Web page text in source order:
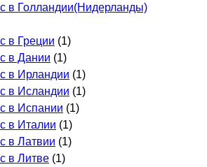
в Голландии(Нидерланды)
в Греции (1)
в Дании (1)
в Ирландии (1)
в Исландии (1)
в Испании (1)
в Италии (1)
в Латвии (1)
в Литве (1)